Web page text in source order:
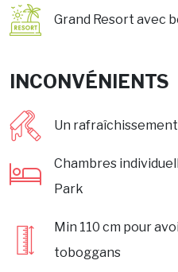
Grand Resort avec
INCONVÉNIENTS
Un
Chambres
Park
Min 110 cm pour
toboggans